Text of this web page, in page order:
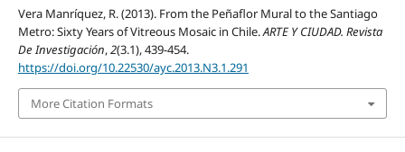
Vera Manríquez, R. (2013). From the Peñaflor Mural to the Santiago
Metro: Sixty Years of Vitreous Mosaic in Chile.ARTE Y CIUDAD. Revista
De Investigación,2(3.1), 439-454.
https://doi.org/10.22530/ayc.2013.N3.1.291
More Citation Formats